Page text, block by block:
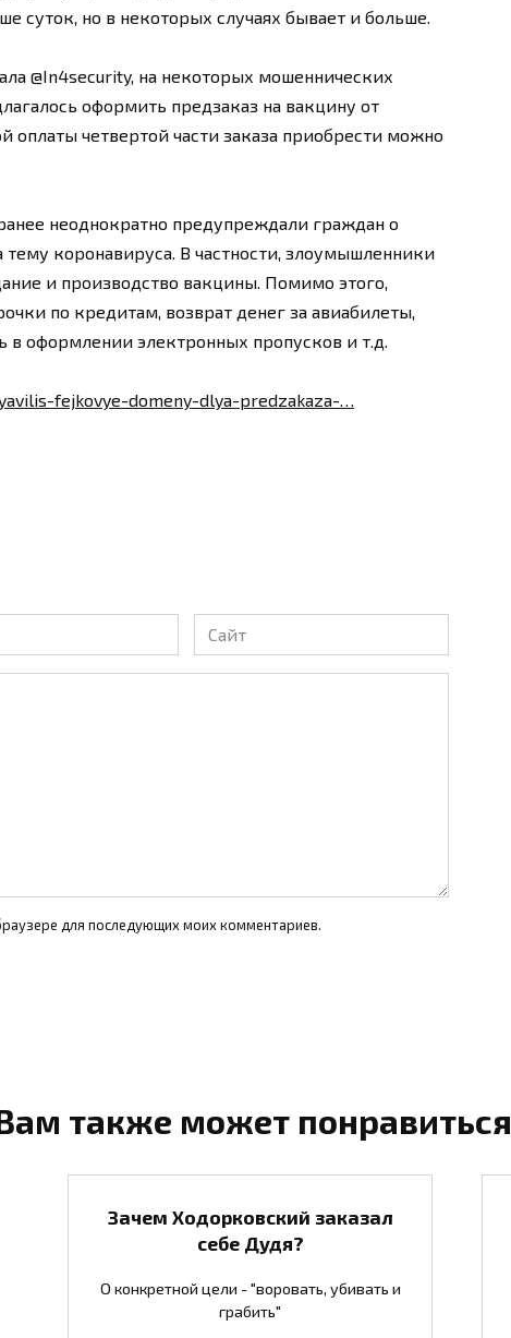
суток, но в некоторых случаях бывает и больше.
@In4security, на некоторых мошеннических
оформить предзаказ на вакцину от
оплаты четвертой части заказа приобрести можно
неоднократно предупреждали граждан о
коронавируса. В частности, злоумышленники
и производство вакцины. Помимо этого,
по кредитам, возврат денег за авиабилеты,
в оформлении электронных пропусков и т.д.
fejkovye-domeny-dlya-predzakaza-…
Сайт
для последующих моих комментариев.
также может понравиться
Зачем Ходорковский заказал
себе Дудя?
О конкретной цели - "воровать, убивать и
грабить"